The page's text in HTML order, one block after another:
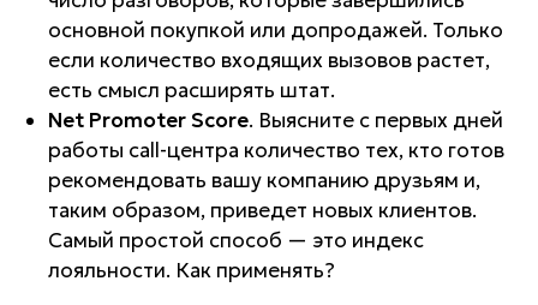
основной покупкой или допродажей. Только
если количество входящих вызовов растет,
есть смысл расширять штат.
Net Promoter Score. Выясните с первых дней
работы call-центра количество тех, кто готов
рекомендовать вашу компанию друзьям и,
таким образом, приведет новых клиентов.
Самый простой способ — это индекс
лояльности. Как применять?